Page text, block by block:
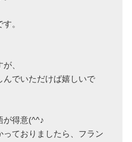
。
、
んでいただけば嬉しいで
が得意(^^♪
ておりましたら、フラン